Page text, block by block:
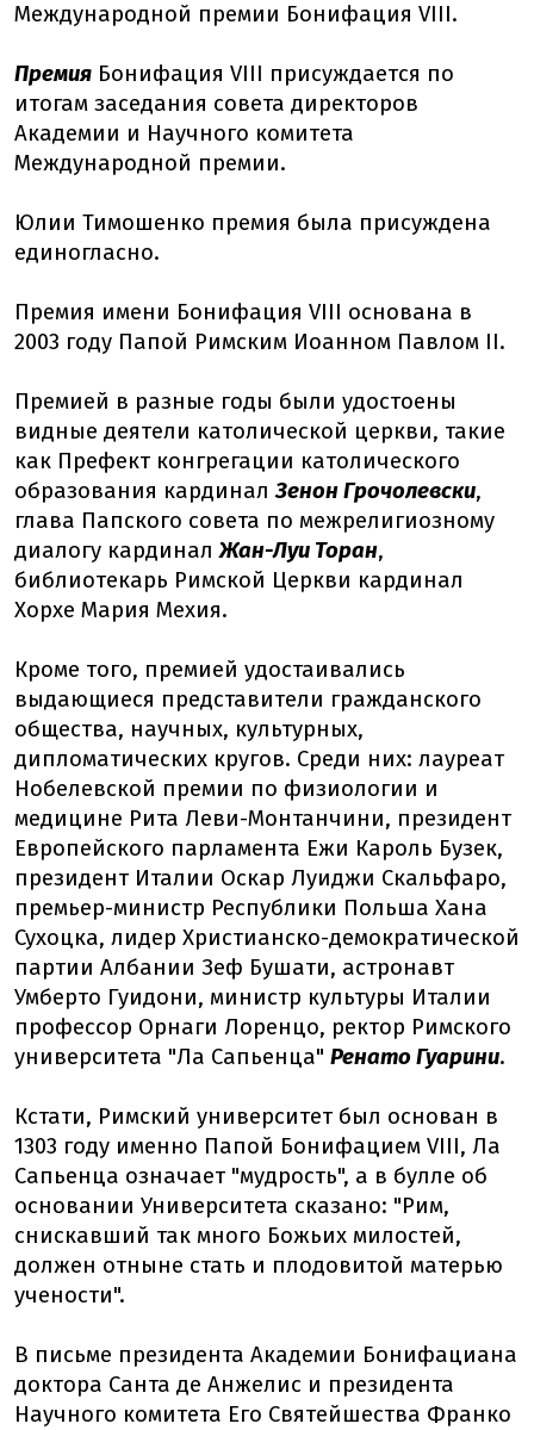
Международной премии Бонифация VIII.
Премия Бонифация VIII присуждается по
итогам заседания совета директоров
Академии и Научного комитета
Международной премии.
Юлии Тимошенко премия была присуждена
единогласно.
Премия имени Бонифация VIII основана в
2003 году Папой Римским Иоанном Павлом II.
Премией в разные годы были удостоены
видные деятели католической церкви, такие
как Префект конгрегации католического
образования кардиналЗенон Грочолевски,
глава Папского совета по межрелигиозному
диалогу кардиналЖан-Луи Торан,
библиотекарь Римской Церкви кардинал
Хорхе Мария Мехия.
Кроме того, премией удостаивались
выдающиеся представители гражданского
общества, научных, культурных,
дипломатических кругов. Среди них: лауреат
Нобелевской премии по физиологии и
медицине Рита Леви-Монтанчини, президент
Европейского парламента Ежи Кароль Бузек,
президент Италии Оскар Луиджи Скальфаро,
премьер-министр Республики Польша Хана
Сухоцка, лидер Христианско-демократической
партии Албании Зеф Бушати, астронавт
Умберто Гуидони, министр культуры Италии
профессор Орнаги Лоренцо, ректор Римского
университета "Ла Сапьенца" Ренато Гуарини.
Кстати, Римский университет был основан в
1303 году именно Папой Бонифацием VIII, Ла
Сапьенца означает "мудрость", а в булле об
основании Университета сказано: "Рим,
снискавший так много Божьих милостей,
должен отныне стать и плодовитой матерью
учености".
В письме президента Академии Бонифациана
доктора Санта де Анжелис и президента
Научного комитета Его Святейшества Франко